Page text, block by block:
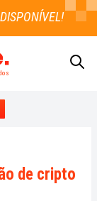
de cripto